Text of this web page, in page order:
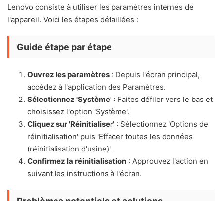
Lenovo consiste à utiliser les paramètres internes de
l'appareil. Voici les étapes détaillées :
Guide étape par étape
Ouvrez les paramètres : Depuis l'écran principal,
accédez à l'application des Paramètres.
Sélectionnez 'Système' : Faites défiler vers le bas et
choisissez l'option 'Système'.
Cliquez sur 'Réinitialiser' : Sélectionnez 'Options de
réinitialisation' puis 'Effacer toutes les données
(réinitialisation d'usine)'.
Confirmez la réinitialisation : Approuvez l'action en
suivant les instructions à l'écran.